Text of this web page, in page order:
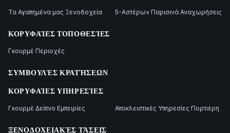
Τα Αγαπημένα μας Ξενοδοχεία 5-Αστέρων Παρισινά Αναχωρήσεις
ΚΟΡΥΦΑΊΕΣ ΤΟΠΟΘΕΣΊΕΣ
Γκουρμέ Περιοχές
ΣΥΜΒΟΥΛΈΣ ΚΡΑΤΉΣΕΩΝ
ΚΟΡΥΦΑΊΕΣ ΥΠΗΡΕΣΊΕΣ
Γκουρμέ Δείπνο Εμπειρίες Αποκλειστικές Υπηρεσίες Πορτιέρη
ΞΕΝΟΔΟΧΕΙΑΚΈΣ ΤΆΣΕΙΣ